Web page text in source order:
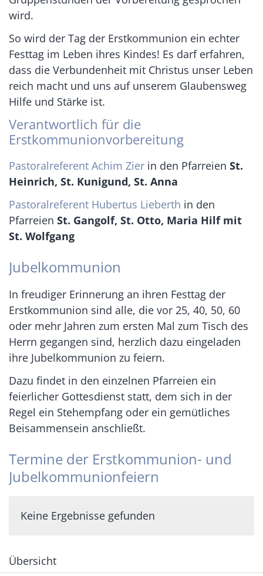
wird.
So wird der Tag der Erstkommunion ein echter
Festtag im Leben ihres Kindes! Es darf erfahren,
dass die Verbundenheit mit Christus unser Leben
reich macht und uns auf unserem Glaubensweg
Hilfe und Stärke ist.
Verantwortlich für die
Erstkommunionvorbereitung
Pastoralreferent Achim Zier in den Pfarreien St.
Heinrich, St. Kunigund, St. Anna
Pastoralreferent Hubertus Lieberth in den
Pfarreien St. Gangolf, St. Otto, Maria Hilf mit
St. Wolfgang
Jubelkommunion
In freudiger Erinnerung an ihren Festtag der
Erstkommunion sind alle, die vor 25, 40, 50, 60
oder mehr Jahren zum ersten Mal zum Tisch des
Herrn gegangen sind, herzlich dazu eingeladen
ihre Jubelkommunion zu feiern.
Dazu findet in den einzelnen Pfarreien ein
feierlicher Gottesdienst statt, dem sich in der
Regel ein Stehempfang oder ein gemütliches
Beisammensein anschließt.
Termine der Erstkommunion- und
Jubelkommunionfeiern
Keine Ergebnisse gefunden
Übersicht